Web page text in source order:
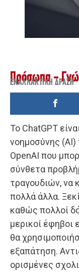
Πρόσωπα -
ΕΝΑΛΛΑΚΤΙΚΉ ΔΡΆΣΗ
Το ChatGPT
νοημοσύνης
OpenAI που
σύνθετα
τραγουδιών, να
πολλά άλλα.
καθώς πολλοί
μερικοί έφηβοι
θα
εξαπάτηση.
ορισμένες